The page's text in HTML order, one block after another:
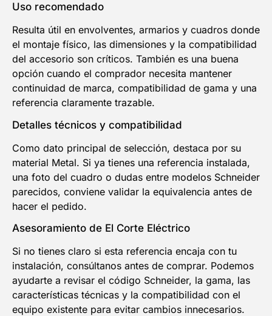
Uso recomendado
Resulta útil en envolventes, armarios y cuadros donde
el montaje físico, las dimensiones y la compatibilidad
del accesorio son críticos. También es una buena
opción cuando el comprador necesita mantener
continuidad de marca, compatibilidad de gama y una
referencia claramente trazable.
Detalles técnicos y compatibilidad
Como dato principal de selección, destaca por su
material Metal. Si ya tienes una referencia instalada,
una foto del cuadro o dudas entre modelos Schneider
parecidos, conviene validar la equivalencia antes de
hacer el pedido.
Asesoramiento de El Corte Eléctrico
Si no tienes claro si esta referencia encaja con tu
instalación, consúltanos antes de comprar. Podemos
ayudarte a revisar el código Schneider, la gama, las
características técnicas y la compatibilidad con el
equipo existente para evitar cambios innecesarios.